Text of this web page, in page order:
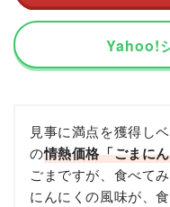
Yahoo!
見事に満点を獲得し
の情熱価格「ごまに
ごまですが、食べて
にんにくの風味が、